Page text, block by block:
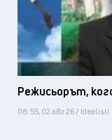
Режисьорът,
08:55, 02 авг 26 / Idealisti